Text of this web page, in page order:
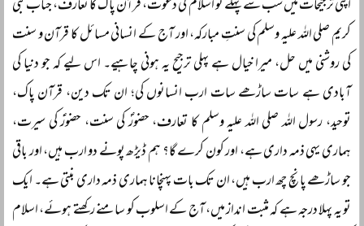
اپنی ترجیحات میں سب سے پہلے تو اسلام کی دعوت، قرآن پاک کا تعارف، جناب نبی
کریم صلی اللہ علیہ وسلم کی سنتِ مبارکہ، اور آج کے انسانی مسائل کا قرآن و سنت
کی روشنی میں حل، میرا خیال ہے پہلی ترجیح یہ ہونی چاہیے۔ اس لیے کہ جو دنیا کی
آبادی ہے سات ساڑھے سات ارب انسانوں کی؛ ان تک دین، قرآن پاک،
توحید، رسول اللہ صلی اللہ علیہ وسلم کا تعارف، حضورؐ کی سنت، حضورؑ کی سیرت،
ہماری یہی ذمہ داری ہے، اور کون کرے گا؟ ہم ڈیڑھ پونے دو ارب ہیں، اور باقی
جو ساڑھے پانچ چھ ارب ہیں، ان تک بات پہنچانا ہماری ذمہ داری بنتی ہے۔ ایک
تو یہ پہلا درجہ ہے کہ مثبت انداز میں، آج کے اسلوب کو سامنے رکھتے ہوئے، اسلام